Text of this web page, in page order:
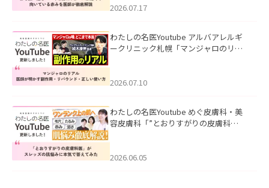
した。
2026.07.17
わたしの名医Youtube アルバアレルギ
ークリニック札幌「マンジャロのリア
た。
2026.07.10
わたしの名医Youtube めぐ皮膚科・美
容皮膚科「”とおりすがりの皮膚科
2026.06.05